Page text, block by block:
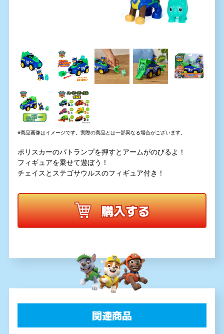
※商品画像はイメージです。実際の商品とは一部異なる場合がございます。
ポリスカーのパトランプを押すとアームがのびるよ！
フィギュアを乗せて遊ぼう！
チェイスとステゴサウルスのフィギュア付き！
購入する
関連商品